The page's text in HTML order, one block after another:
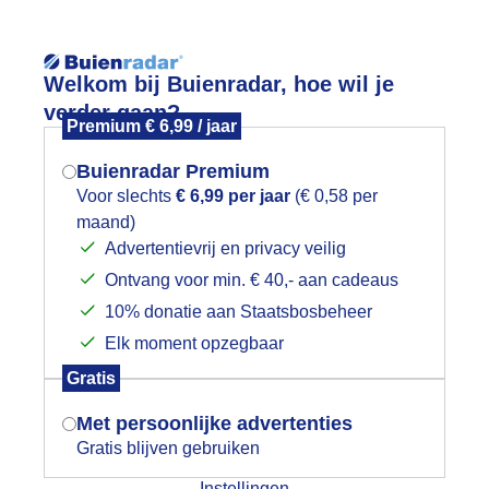
Welkom bij Buienradar, hoe wil je
verder gaan?
Premium € 6,99 / jaar
Buienradar Premium
Voor slechts € 6,99 per jaar (€ 0,58 per
maand)
Advertentievrij en privacy veilig
Ontvang voor min. € 40,- aan cadeaus
10% donatie aan Staatsbosbeheer
Elk moment opzegbaar
Gratis
Met persoonlijke advertenties
Gratis blijven gebruiken
Lees meer.
Foto en video Weerzine
Zoeken in
donkere lucht boven de haven
Mogen we je locatie gebruiken voor
het weer?
Indien je hier nog geen akkoord op hebt
gegeven, verschijnt er zo een pop-up uit
je browser waarin deze toestemming
gevraagd wordt.